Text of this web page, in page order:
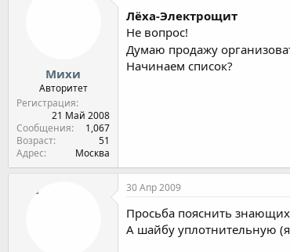
Михи
Авторитет
Регистрация
21 Май 2008
Сообщения
1,067
Возраст
51
Адрес
Москва
Лёха-Электрощит
Не вопрос!
Думаю продажу
Начинаем список?
30 Апр 2009
Просьба пояснить
А шайбу уплотнительную